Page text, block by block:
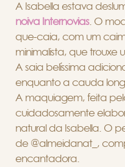
A Isabella estava
noiva Internovias. O
que-caia, com um
minimalista, que trouxe
A saia belíssima
enquanto a cauda
A maquiagem, feita
cuidadosamente
natural da Isabella. O
de @almeidanat_,
encantadora.